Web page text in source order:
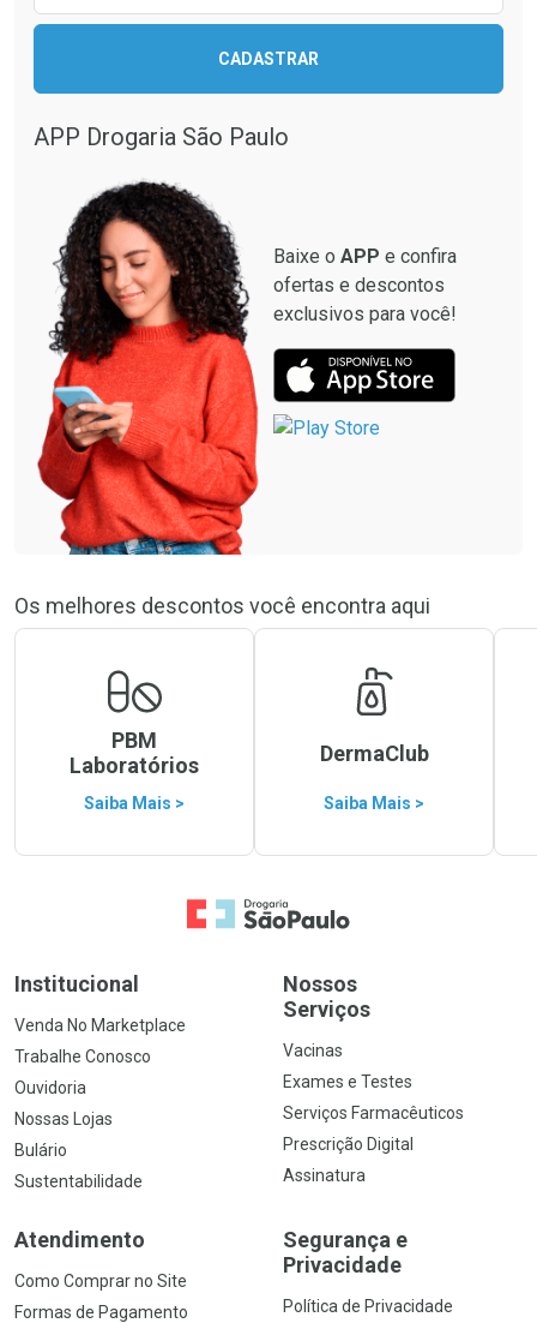
CADASTRAR
APP Drogaria São Paulo
Baixe o APP e confira
ofertas e descontos
exclusivos para você!
Os melhores descontos você encontra aqui
PBM
Laboratórios
Saiba Mais >
DermaClub
Saiba Mais >
Ir para a Home
Institucional
Venda No Marketplace
Trabalhe Conosco
Ouvidoria
Nossas Lojas
Bulário
Sustentabilidade
Nossos
Serviços
Vacinas
Exames e Testes
Serviços Farmacêuticos
Prescrição Digital
Assinatura
Atendimento
Como Comprar no Site
Formas de Pagamento
Segurança e
Privacidade
Política de Privacidade